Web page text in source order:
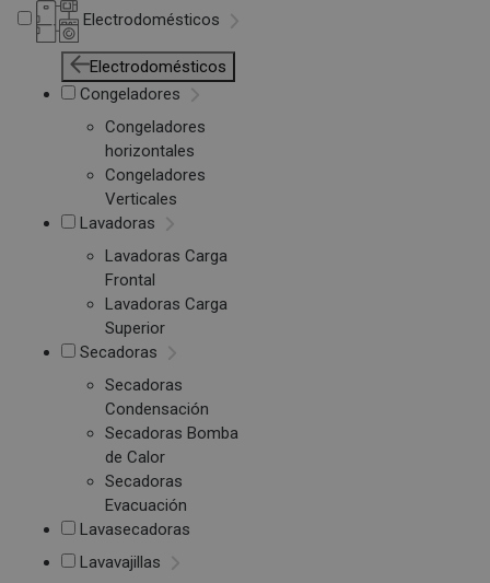
Electrodomésticos
Electrodomésticos
Congeladores
Congeladores
horizontales
Congeladores
Verticales
Lavadoras
Lavadoras Carga
Frontal
Lavadoras Carga
Superior
Secadoras
Secadoras
Condensación
Secadoras Bomba
de Calor
Secadoras
Evacuación
Lavasecadoras
Lavavajillas